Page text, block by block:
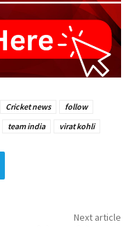
Cricket news
follow
team india virat kohli
Next article